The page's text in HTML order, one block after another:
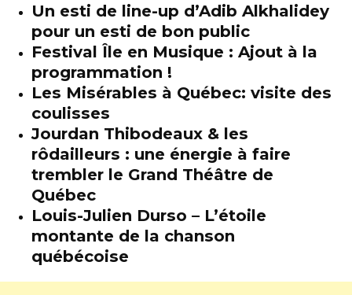
Un esti de line-up d’Adib Alkhalidey
pour un esti de bon public
Festival Île en Musique : Ajout à la
programmation !
Les Misérables à Québec: visite des
coulisses
Jourdan Thibodeaux & les
rôdailleurs : une énergie à faire
trembler le Grand Théâtre de
Québec
Louis-Julien Durso – L’étoile
montante de la chanson
québécoise